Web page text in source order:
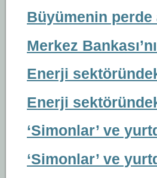
Büyümenin perde
Merkez
Enerji
Enerji
‘Simonlar’ ve
‘Simonlar’ ve